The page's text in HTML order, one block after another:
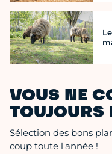
VOUS NE
TOUJOURS
Sélection des bons
coup toute l'année !